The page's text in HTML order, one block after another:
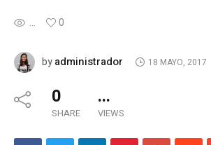
... 0
byadministrador 18 MAYO, 2017
0
SHARE
...
VIEWS